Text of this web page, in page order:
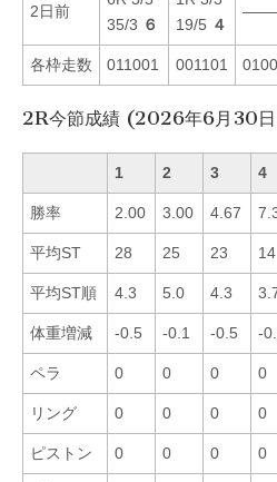
2日前
35/3 ６
19/5 ４
各枠走数 011001 001101
2R今節成績 (2026年6月30
1 2 3 4
勝率 2.00 3.00 4.67
平均ST 28 25 23 14
平均ST順 4.3 5.0 4.3
体重増減 -0.5 -0.1 -0.5 -
ペラ 0 0 0 0
リング 0 0 0 0
ピストン 0 0 0 0